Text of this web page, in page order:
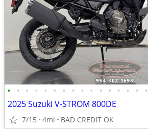
• • • • • • • • • • • • • • • •
2025 Suzuki V-STROM 800DE
7/15 4mi BAD CREDIT OK